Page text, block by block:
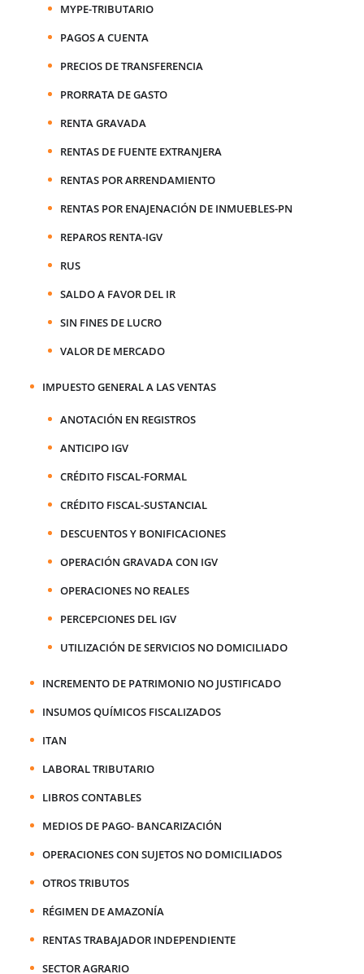
MYPE-TRIBUTARIO
PAGOS A CUENTA
PRECIOS DE TRANSFERENCIA
PRORRATA DE GASTO
RENTA GRAVADA
RENTAS DE FUENTE EXTRANJERA
RENTAS POR ARRENDAMIENTO
RENTAS POR ENAJENACIÓN DE INMUEBLES-PN
REPAROS RENTA-IGV
RUS
SALDO A FAVOR DEL IR
SIN FINES DE LUCRO
VALOR DE MERCADO
IMPUESTO GENERAL A LAS VENTAS
ANOTACIÓN EN REGISTROS
ANTICIPO IGV
CRÉDITO FISCAL-FORMAL
CRÉDITO FISCAL-SUSTANCIAL
DESCUENTOS Y BONIFICACIONES
OPERACIÓN GRAVADA CON IGV
OPERACIONES NO REALES
PERCEPCIONES DEL IGV
UTILIZACIÓN DE SERVICIOS NO DOMICILIADO
INCREMENTO DE PATRIMONIO NO JUSTIFICADO
INSUMOS QUÍMICOS FISCALIZADOS
ITAN
LABORAL TRIBUTARIO
LIBROS CONTABLES
MEDIOS DE PAGO- BANCARIZACIÓN
OPERACIONES CON SUJETOS NO DOMICILIADOS
OTROS TRIBUTOS
RÉGIMEN DE AMAZONÍA
RENTAS TRABAJADOR INDEPENDIENTE
SECTOR AGRARIO